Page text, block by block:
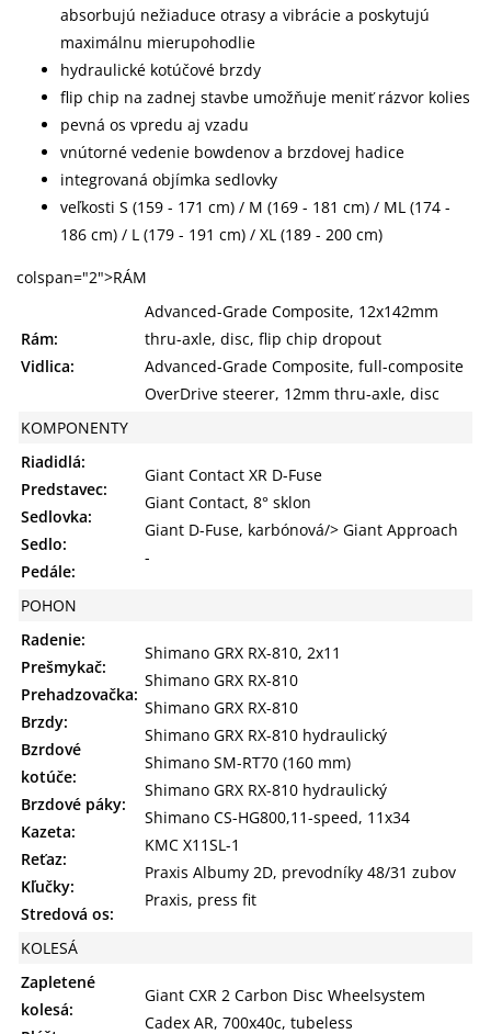
absorbujú nežiaduce otrasy a vibrácie a poskytujú
maximálnu mierupohodlie
hydraulické kotúčové brzdy
flip chip na zadnej stavbe umožňuje meniť rázvor kolies
pevná os vpredu aj vzadu
vnútorné vedenie bowdenov a brzdovej hadice
integrovaná objímka sedlovky
veľkosti S (159 - 171 cm) / M (169 - 181 cm) / ML (174 -
186 cm) / L (179 - 191 cm) / XL (189 - 200 cm)
colspan="2">RÁM
Rám:
Vidlica:
Advanced-Grade Composite, 12x142mm
thru-axle, disc, flip chip dropout
Advanced-Grade Composite, full-composite
OverDrive steerer, 12mm thru-axle, disc
KOMPONENTY
Riadidlá:
Predstavec:
Sedlovka:
Sedlo:
Pedále:
Giant Contact XR D-Fuse
Giant Contact, 8° sklon
Giant D-Fuse, karbónová/> Giant Approach
-
POHON
Radenie:
Prešmykač:
Prehadzovačka:
Brzdy:
Bzrdové
kotúče:
Brzdové páky:
Kazeta:
Reťaz:
Kľučky:
Stredová os:
Shimano GRX RX-810, 2x11
Shimano GRX RX-810
Shimano GRX RX-810
Shimano GRX RX-810 hydraulický
Shimano SM-RT70 (160 mm)
Shimano GRX RX-810 hydraulický
Shimano CS-HG800,11-speed, 11x34
KMC X11SL-1
Praxis Albumy 2D, prevodníky 48/31 zubov
Praxis, press fit
KOLESÁ
Zapletené
kolesá:
Giant CXR 2 Carbon Disc Wheelsystem
Cadex AR, 700x40c, tubeless